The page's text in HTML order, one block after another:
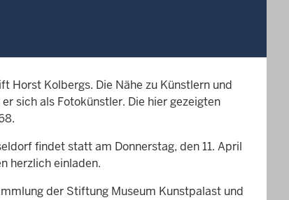
Horst Kolbergs. Die Nähe zu Künstlern und
sich als Fotokünstler. Die hier gezeigten
findet statt am Donnerstag, den 11. April
herzlich einladen.
der Stiftung Museum Kunstpalast und